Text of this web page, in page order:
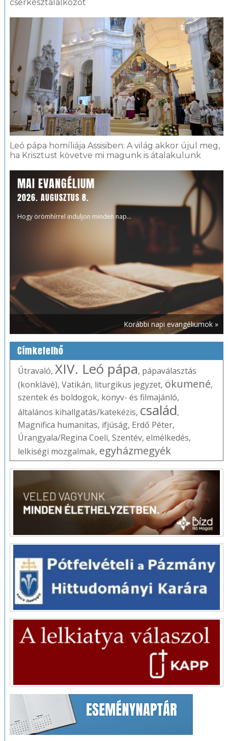
cserkésztalálkozót
Leó pápa homíliája Assisiben: A világ akkor újul meg,
ha Krisztust követve mi magunk is átalakulunk
MAI EVANGÉLIUM
2026. AUGUSZTUS 8.
Hogy örömhírrel induljon minden nap...
Korábbi napi evangéliumok »
Címkefelhő
Útravaló, XIV. Leó pápa, pápaválasztás
(konklávé), Vatikán, liturgikus jegyzet, ökumené,
szentek és boldogok, könyv- és filmajánló,
általános kihallgatás/katekézis, család,
Magnifica humanitas, ifjúság, Erdő Péter,
Úrangyala/Regina Coeli, Szentév, elmélkedés,
lelkiségi mozgalmak, egyházmegyék